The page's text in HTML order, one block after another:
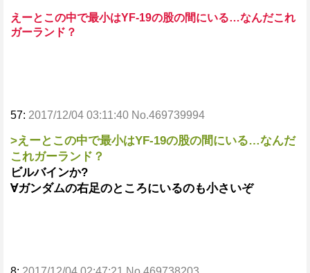
えーとこの中で最小はYF-19の股の間にいる…なんだこれ
ガーランド？
57: 2017/12/04 03:11:40 No.469739994
>えーとこの中で最小はYF-19の股の間にいる…なんだ
これガーランド？
ビルバインか?
∀ガンダムの右足のところにいるのも小さいぞ